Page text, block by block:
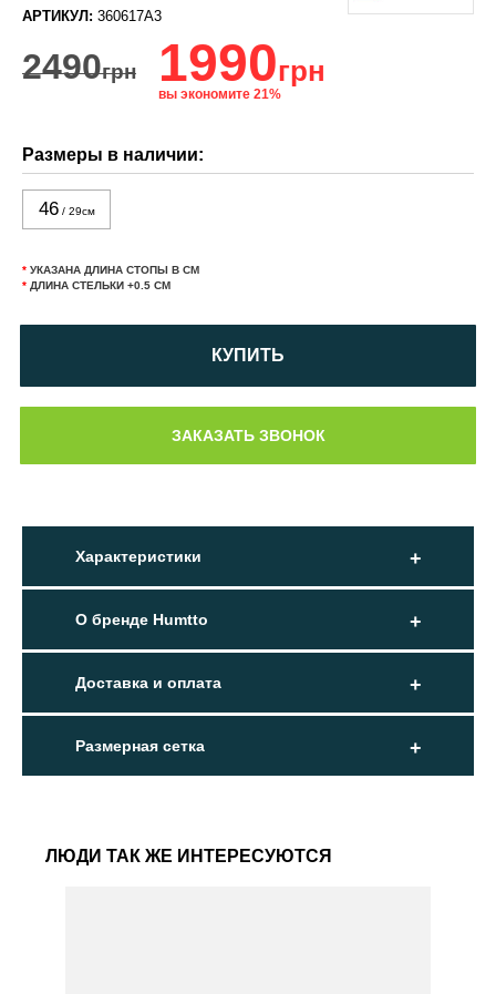
АРТИКУЛ: 360617A3
2490грн 1990грн
вы экономите 21%
Размеры в наличии:
46/ 29см
* УКАЗАНА ДЛИНА СТОПЫ В СМ
* ДЛИНА СТЕЛЬКИ +0.5 СМ
КУПИТЬ
Характеристики
О бренде Humtto
Доставка и оплата
Размерная сетка
ЛЮДИ ТАК ЖЕ ИНТЕРЕСУЮТСЯ